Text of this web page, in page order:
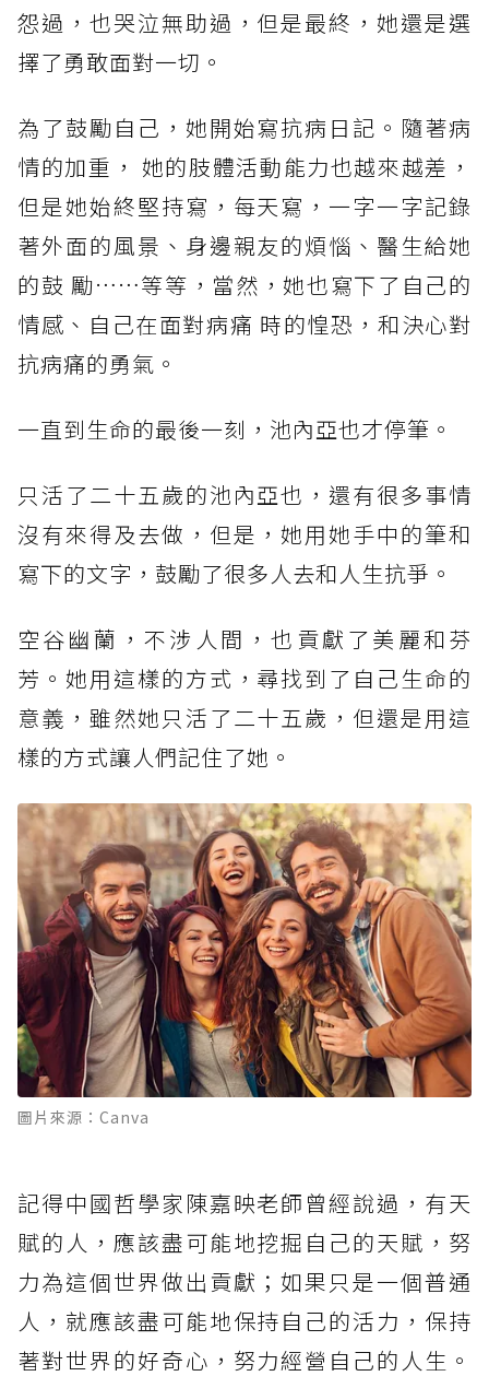
怨過，也哭泣無助過，但是最終，她還是選
擇了勇敢面對一切。
為了鼓勵自己，她開始寫抗病日記。隨著病
情的加重， 她的肢體活動能力也越來越差，
但是她始終堅持寫，每天寫，一字一字記錄
著外面的風景、身邊親友的煩惱、醫生給她
的鼓 勵……等等，當然，她也寫下了自己的
情感、自己在面對病痛 時的惶恐，和決心對
抗病痛的勇氣。
一直到生命的最後一刻，池內亞也才停筆。
只活了二十五歲的池內亞也，還有很多事情
沒有來得及去做，但是，她用她手中的筆和
寫下的文字，鼓勵了很多人去和人生抗爭。
空谷幽蘭，不涉人間，也貢獻了美麗和芬
芳。她用這樣的方式，尋找到了自己生命的
意義，雖然她只活了二十五歲，但還是用這
樣的方式讓人們記住了她。
圖片來源：Canva
記得中國哲學家陳嘉映老師曾經說過，有天
賦的人，應該盡可能地挖掘自己的天賦，努
力為這個世界做出貢獻；如果只是一個普通
人，就應該盡可能地保持自己的活力，保持
著對世界的好奇心，努力經營自己的人生。